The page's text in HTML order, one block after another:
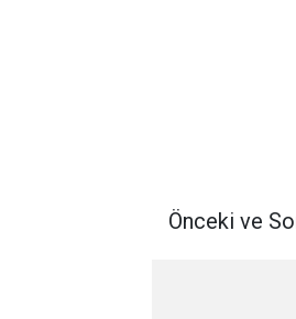
Önceki ve